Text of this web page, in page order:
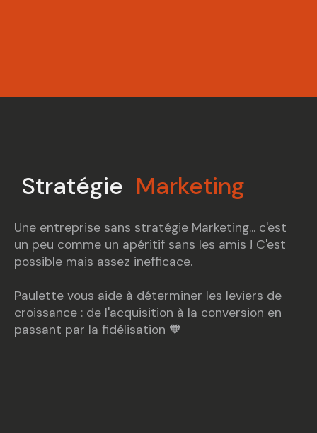
Stratégie Marketing
Une entreprise sans stratégie Marketing... c'est
un peu comme un apéritif sans les amis ! C'est
possible mais assez inefficace.
Paulette vous aide à déterminer les leviers de
croissance : de l'acquisition à la conversion en
passant par la fidélisation 🧡